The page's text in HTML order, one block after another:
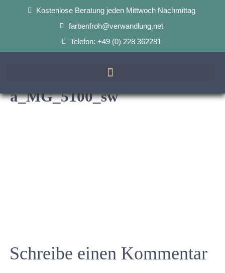
Kostenlose Beratung jeden Mittwoch Nachmittag
farbenfroh@verwandlung.net
Telefon: +49 (0) 228 362281
a_MG_5100_sw
Schreibe einen Kommentar